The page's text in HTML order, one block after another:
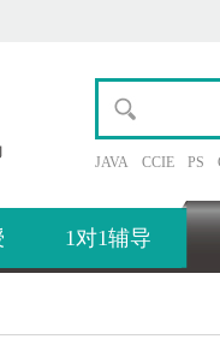
JAVA CCIE PS
1对1辅导